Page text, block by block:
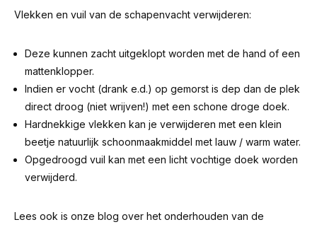
Vlekken en vuil van de schapenvacht verwijderen:
Deze kunnen zacht uitgeklopt worden met de hand of een
mattenklopper.
Indien er vocht (drank e.d.) op gemorst is dep dan de plek
direct droog (niet wrijven!) met een schone droge doek.
Hardnekkige vlekken kan je verwijderen met een klein
beetje natuurlijk schoonmaakmiddel met lauw / warm water.
Opgedroogd vuil kan met een licht vochtige doek worden
verwijderd.
Lees ook is onze blog over het onderhouden van de